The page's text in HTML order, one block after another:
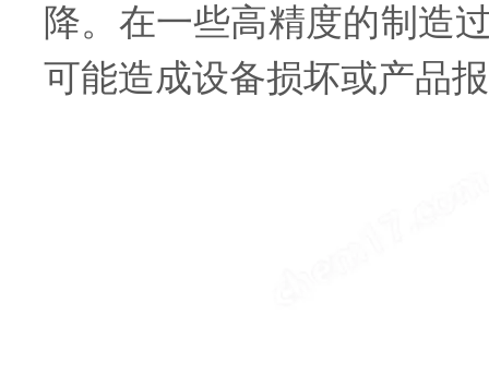
降。在一些高精度的制造
可能造成设备损坏或产品